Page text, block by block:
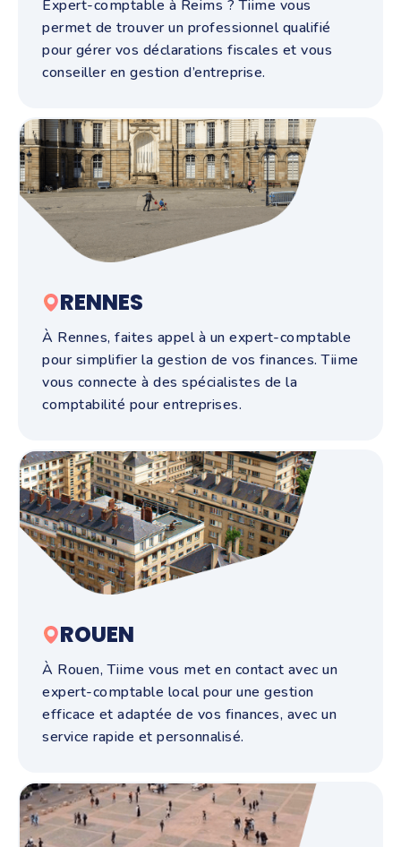
Expert-comptable à Reims ? Tiime vous
permet de trouver un professionnel qualifié
pour gérer vos déclarations fiscales et vous
conseiller en gestion d’entreprise.
RENNES
À Rennes, faites appel à un expert-comptable
pour simplifier la gestion de vos finances. Tiime
vous connecte à des spécialistes de la
comptabilité pour entreprises.
ROUEN
À Rouen, Tiime vous met en contact avec un
expert-comptable local pour une gestion
efficace et adaptée de vos finances, avec un
service rapide et personnalisé.